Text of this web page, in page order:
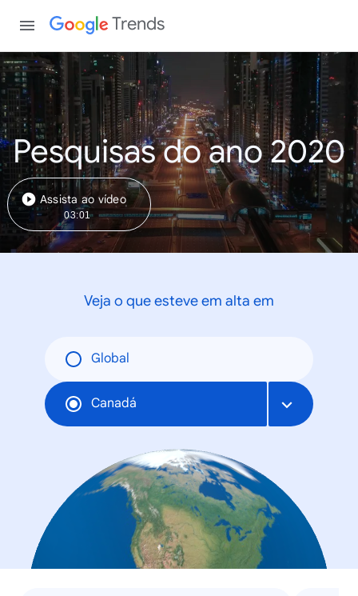
Trends
Pesquisas do ano 2020
Assista ao vídeo
03:01
Veja o que esteve em alta em
Global
Canadá